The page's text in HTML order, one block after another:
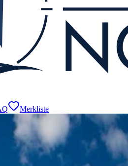
Merkliste